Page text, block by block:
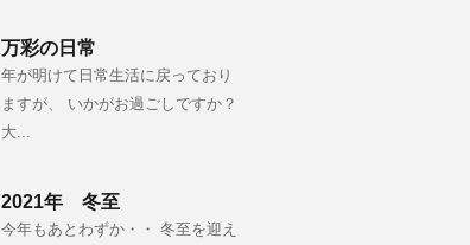
万彩の日常
年が明けて日常生活に戻っており
ますが、 いかがお過ごしですか？
大...
2021年 冬至
今年もあとわずか・・ 冬至を迎え